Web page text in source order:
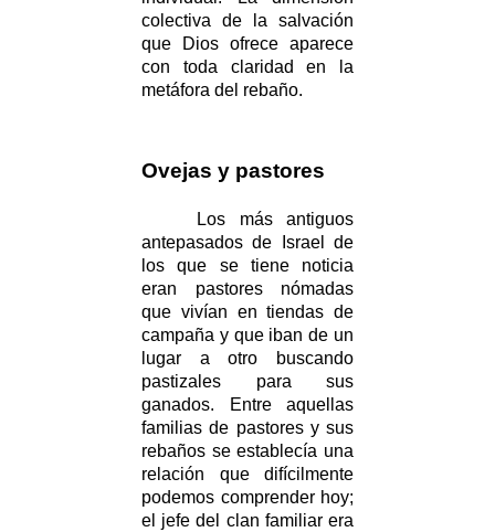
colectiva de la salvación
que Dios ofrece aparece
con toda claridad en la
metáfora del rebaño.
Ovejas y pastores
Los más antiguos
antepasados de Israel de
los que se tiene noticia
eran pastores nómadas
que vivían en tiendas de
campaña y que iban de un
lugar a otro buscando
pastizales para sus
ganados. Entre aquellas
familias de pastores y sus
rebaños se establecía una
relación que difícilmente
podemos comprender hoy;
el jefe del clan familiar era